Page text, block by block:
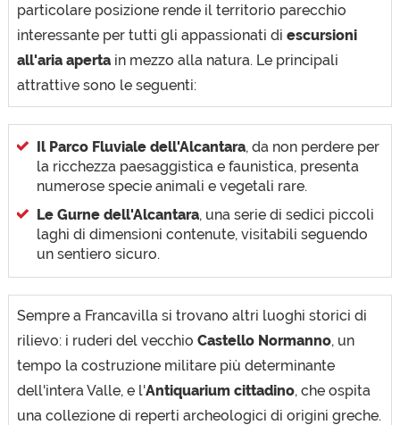
particolare posizione rende il territorio parecchio
interessante per tutti gli appassionati di escursioni
all'aria aperta in mezzo alla natura. Le principali
attrattive sono le seguenti:
Il Parco Fluviale dell'Alcantara, da non perdere per
la ricchezza paesaggistica e faunistica, presenta
numerose specie animali e vegetali rare.
Le Gurne dell'Alcantara, una serie di sedici piccoli
laghi di dimensioni contenute, visitabili seguendo
un sentiero sicuro.
Sempre a Francavilla si trovano altri luoghi storici di
rilievo: i ruderi del vecchio Castello Normanno, un
tempo la costruzione militare più determinante
dell'intera Valle, e l'Antiquarium cittadino, che ospita
una collezione di reperti archeologici di origini greche.